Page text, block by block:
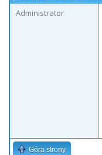
Administrator
Góra strony